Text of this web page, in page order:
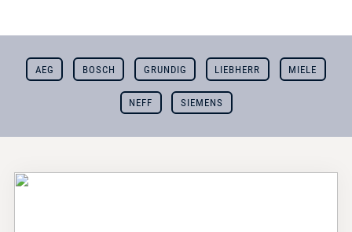
AEG BOSCH GRUNDIG LIEBHERR MIELE
NEFF SIEMENS